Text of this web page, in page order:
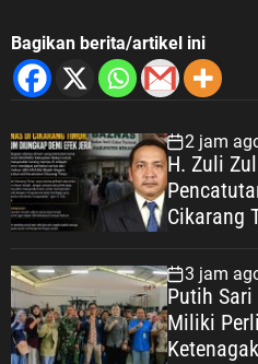
Bagikan berita/artikel ini
2 jam
H. Zuli
Cikarang
3 jam
Putih Sari
Miliki